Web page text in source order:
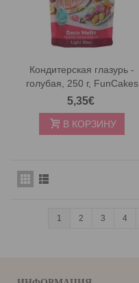
Кондитерская глазурь -
голубая, 250 г, FunCakes
5,35€
В КОРЗИНУ
1 2 3 4